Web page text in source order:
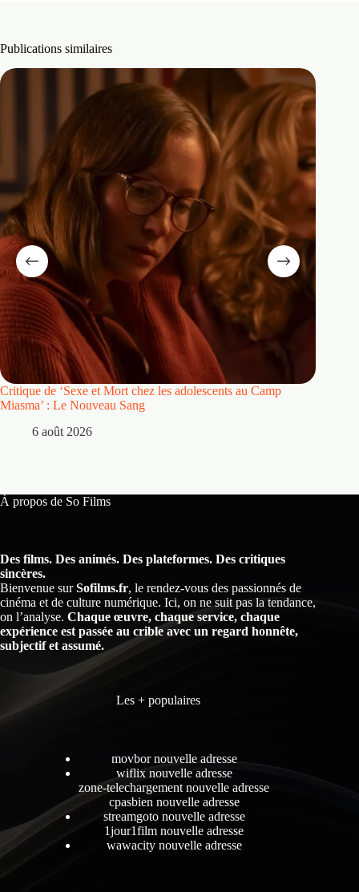
Publications similaires
Critique de ‘Sexe et Mort chez les adolescents au Camp
Miasma’ : Le Nouveau Sang
6 août 2026
À propos de So Films
Des films. Des animés. Des plateformes. Des critiques
sincères.
Bienvenue surSofilms.fr, le rendez-vous des passionnés de
cinéma et de culture numérique. Ici, on ne suit pas la tendance,
on l’analyse. Chaque œuvre, chaque service, chaque
expérience est passée au crible avec un regard honnête,
subjectif et assumé.
Les + populaires
movbor nouvelle adresse
wiflix nouvelle adresse
zone-telechargement nouvelle adresse
cpasbien nouvelle adresse
streamgoto nouvelle adresse
1jour1film nouvelle adresse
wawacity nouvelle adresse